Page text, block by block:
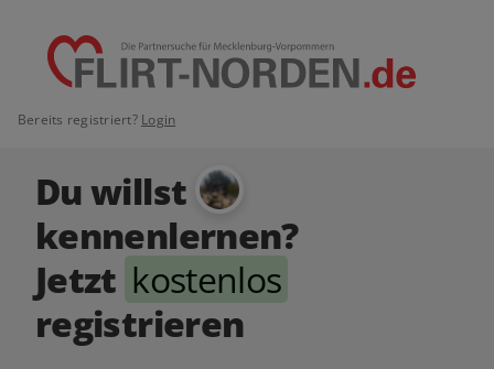
Bereits registriert? Login
Du willst
kennenlernen?
Jetzt kostenlos
registrieren